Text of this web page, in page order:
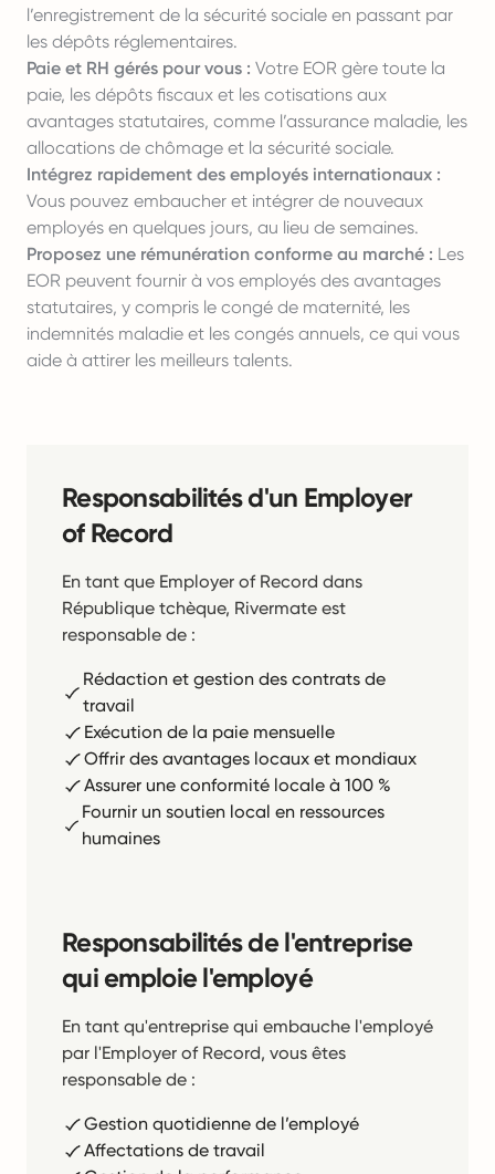
l’enregistrement de la sécurité sociale en passant par
les dépôts réglementaires.
Paie et RH gérés pour vous : Votre EOR gère toute la
paie, les dépôts fiscaux et les cotisations aux
avantages statutaires, comme l’assurance maladie, les
allocations de chômage et la sécurité sociale.
Intégrez rapidement des employés internationaux :
Vous pouvez embaucher et intégrer de nouveaux
employés en quelques jours, au lieu de semaines.
Proposez une rémunération conforme au marché : Les
EOR peuvent fournir à vos employés des avantages
statutaires, y compris le congé de maternité, les
indemnités maladie et les congés annuels, ce qui vous
aide à attirer les meilleurs talents.
Responsabilités d'un Employer
of Record
En tant que Employer of Record dans
République tchèque, Rivermate est
responsable de :
Rédaction et gestion des contrats de
travail
Exécution de la paie mensuelle
Offrir des avantages locaux et mondiaux
Assurer une conformité locale à 100 %
Fournir un soutien local en ressources
humaines
Responsabilités de l'entreprise
qui emploie l'employé
En tant qu'entreprise qui embauche l'employé
par l'Employer of Record, vous êtes
responsable de :
Gestion quotidienne de l’employé
Affectations de travail